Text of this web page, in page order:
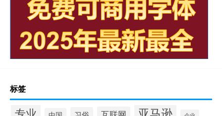
标签
专业 亚马逊